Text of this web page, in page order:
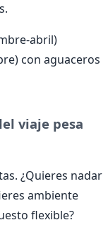
abril)
con aguaceros
viaje pesa
¿Quieres nadar
ambiente
flexible?